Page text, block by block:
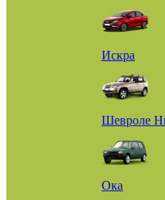
Искра
Шевроле
Ока